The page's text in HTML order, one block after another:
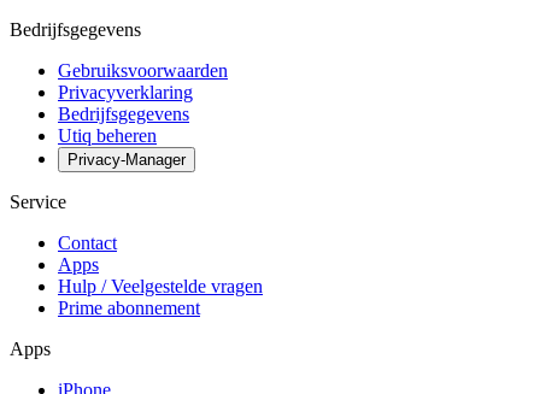
Bedrijfsgegevens
Gebruiksvoorwaarden
Privacyverklaring
Bedrijfsgegevens
Utiq beheren
Privacy-Manager
Service
Contact
Apps
Hulp / Veelgestelde vragen
Prime abonnement
Apps
iPhone